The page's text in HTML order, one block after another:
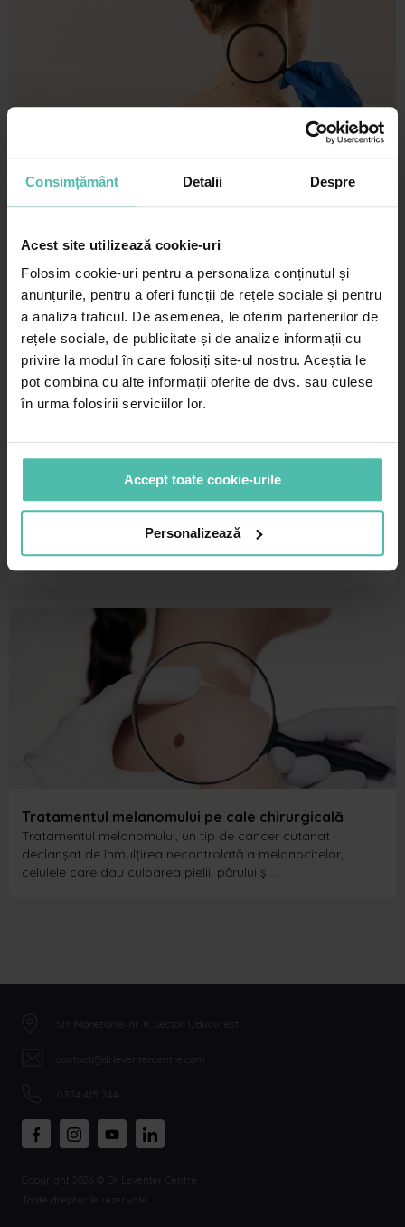
Consimțământ Detalii Despre
Acest site utilizează cookie-uri
Folosim cookie-uri pentru a personaliza conținutul și
anunțurile, pentru a oferi funcții de rețele sociale și pentru
a analiza traficul. De asemenea, le oferim partenerilor de
rețele sociale, de publicitate și de analize informații cu
privire la modul în care folosiți site-ul nostru. Aceștia le
pot combina cu alte informații oferite de dvs. sau culese
în urma folosirii serviciilor lor.
Accept toate cookie-urile
Personalizează
Alunițele, numite medical nevi, sunt pete brune, de obicei de
dimensiuni mici, care apar frecvent pe pielea expusă la
Microchirurgia Mohs – ce este, când poate fi
făcută, avantaje, rată de succes
cancerigene de tip bazocelular sau spinocelular de la nivelul
feței, scalpului, zonei genitale,…
Tratamentul melanomului pe cale chirurgicală
Tratamentul melanomului, un tip de cancer cutanat
declanșat de înmulțirea necontrolată a melanocitelor,
celulele care dau culoarea pielii, părului și…
Str. Monetăriei nr. 8, Sector 1, București
contact@drleventercentre.com
0374 415 744
Copyright 2026 © Dr Leventer Centre
Toate drepturile rezervate.